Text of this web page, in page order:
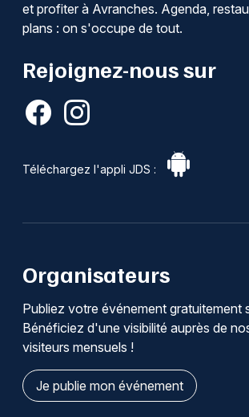
et profiter à Avranches. Agenda,
plans : on s'occupe de tout.
Rejoignez-nous sur
Téléchargez l'appli JDS :
Organisateurs
Publiez votre événement gratuitement
Bénéficiez d'une visibilité auprès de
visiteurs mensuels !
Je publie mon événement